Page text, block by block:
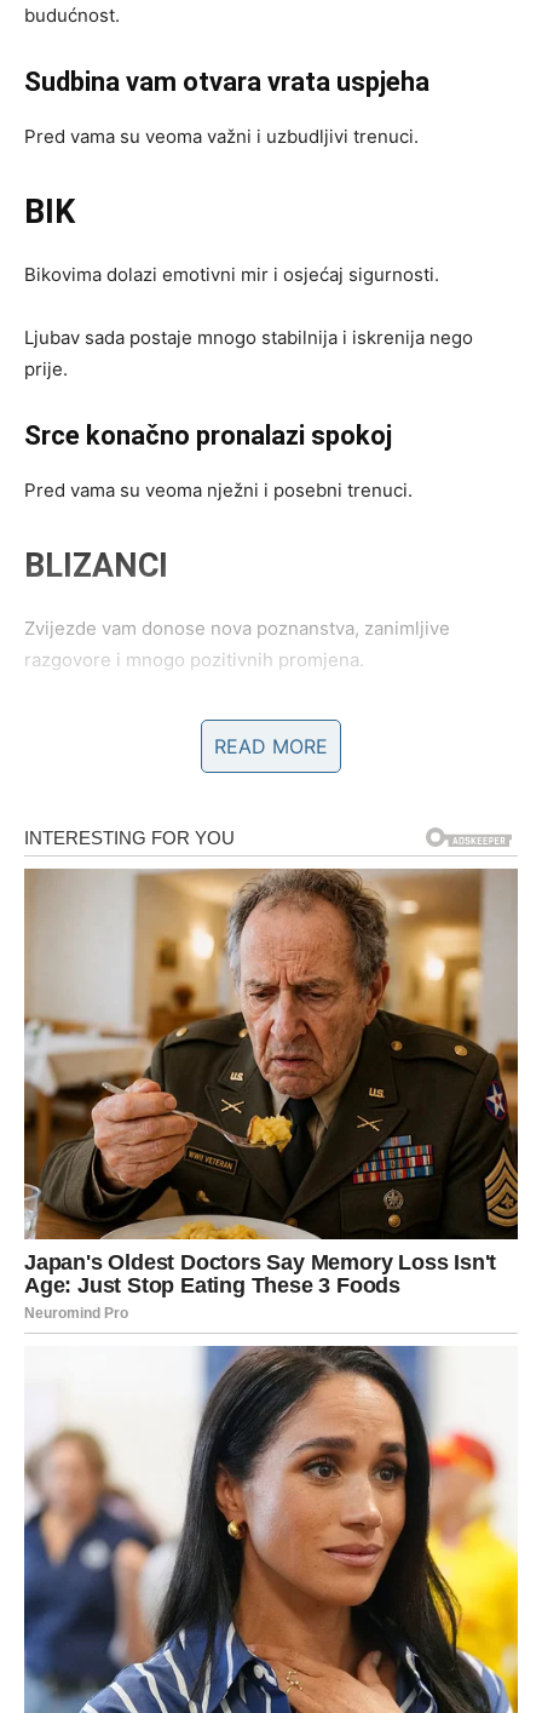
budućnost.
Sudbina vam otvara vrata uspjeha
Pred vama su veoma važni i uzbudljivi trenuci.
BIK
Bikovima dolazi emotivni mir i osjećaj sigurnosti.
Ljubav sada postaje mnogo stabilnija i iskrenija nego
prije.
Srce konačno pronalazi spokoj
Pred vama su veoma nježni i posebni trenuci.
BLIZANCI
Zvijezde vam donose nova poznanstva, zanimljive
razgovore i mnogo pozitivnih promjena.
Moguće je putovanje ili vijest koja vam mijenja planove.
Pred vama su veoma važni trenuci.
Rakovi su među najvećim miljenicima zvijezda do kraja
proljeća.
Poslije mnogo tuge dolazi osoba ili prilika koja vam vraća
vjeru u sreću.
Sudbina vam donosi ljubav i mir
Pred vama su veoma nježni i sudbinski trenuci.
LAV
Lavovima dolazi veliki poslovni uspjeh i mogućnost
Sve ono što ste dugo gradili sada konačno počinje
donositi ozbiljne rezultate.
Brdo para dolazi u vaš život
Pred vama su veoma uspješni i važni mjeseci.
DJEVICA
READ MORE